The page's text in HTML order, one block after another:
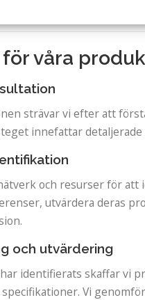
våra
strävar vi efter att
innefattar
och resurser för
utvärdera deras
och utvärdering
identifierats skaffar vi
Vi